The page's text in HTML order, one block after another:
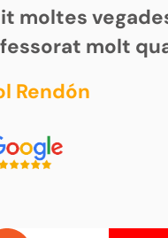
moltes
molt
Rendón